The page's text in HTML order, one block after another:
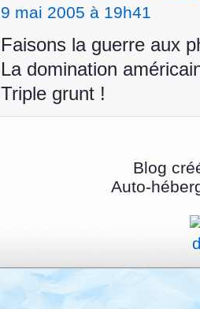
9 mai 2005 à 19h41
Faisons la guerre aux
La domination
Triple grunt !
Blog
Auto-